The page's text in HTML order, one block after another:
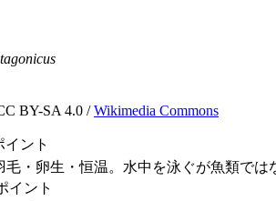
BY-SA 4.0 / Wikimedia Commons
イント
毛・卵生・恒温。水中を泳ぐが魚類では
イント